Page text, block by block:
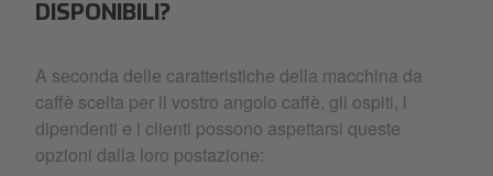
DISPONIBILI?
A seconda delle caratteristiche della macchina da
caffè scelta per il vostro angolo caffè, gli ospiti, i
dipendenti e i clienti possono aspettarsi queste
opzioni dalla loro postazione: